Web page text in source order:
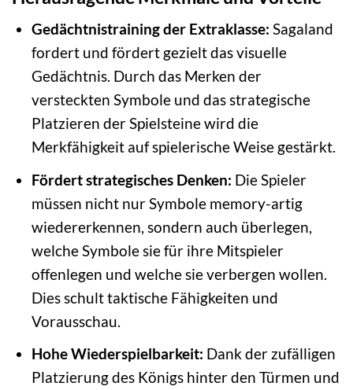
Gedächtnistraining der Extraklasse: Sagaland
fordert und fördert gezielt das visuelle
Gedächtnis. Durch das Merken der
versteckten Symbole und das strategische
Platzieren der Spielsteine wird die
Merkfähigkeit auf spielerische Weise gestärkt.
Fördert strategisches Denken: Die Spieler
müssen nicht nur Symbole memory-artig
wiedererkennen, sondern auch überlegen,
welche Symbole sie für ihre Mitspieler
offenlegen und welche sie verbergen wollen.
Dies schult taktische Fähigkeiten und
Vorausschau.
Hohe Wiederspielbarkeit: Dank der zufälligen
Platzierung des Königs hinter den Türmen und